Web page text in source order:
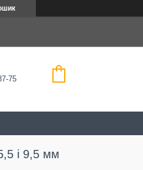
75
і 9,5 мм